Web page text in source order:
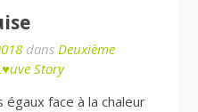
dans Deuxième
Story
face à la chaleur